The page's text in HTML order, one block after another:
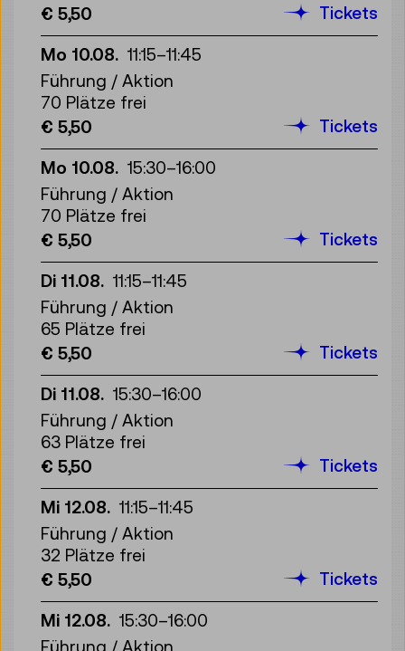
€ 5,50
Tickets
Mo 10.08. 11:15–11:45
Führung / Aktion
70 Plätze frei
€ 5,50
Tickets
Mo 10.08. 15:30–16:00
Führung / Aktion
70 Plätze frei
€ 5,50
Tickets
Di 11.08. 11:15–11:45
Führung / Aktion
65 Plätze frei
€ 5,50
Tickets
Di 11.08. 15:30–16:00
Führung / Aktion
63 Plätze frei
€ 5,50
Tickets
Mi 12.08. 11:15–11:45
Führung / Aktion
32 Plätze frei
€ 5,50
Tickets
Mi 12.08. 15:30–16:00
Führung / Aktion